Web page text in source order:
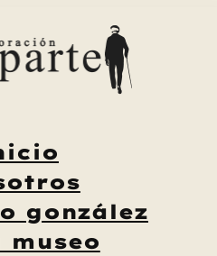
gonzález
museo